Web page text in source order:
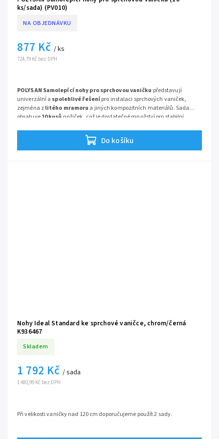
ks/sada) (PV010)
NA OBJEDNÁVKU
724,79 Kč bez DPH
877 Kč / ks
Do košíku
POLYSAN Samolepící nohy pro sprchovou vaničku představují
univerzální a spolehlivé řešenípro instalaci sprchových vaniček,
zejména zlitého mramoru a jiných kompozitních materiálů. Sada
obsahuje10 kusů nožiček, což je dostatečné množství pro stabilní
pro rychlou montáž bez vrtání a možnost
v rozmezí 96–125 mm pro precizní vyrovnání.
Nohy Ideal Standard ke sprchové vaničce, chrom/černá
K936467
Skladem
1 480,99 Kč bez DPH
1 792 Kč / sada
Při velikosti vaničky nad 120 cm doporučujeme použít 2 sady.